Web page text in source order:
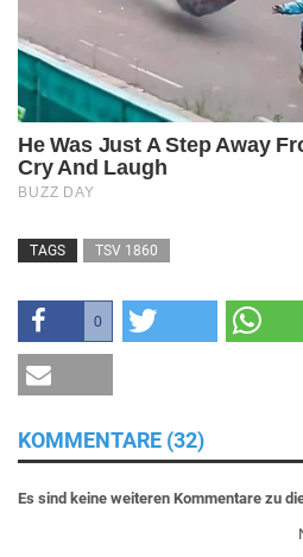
TAGS TSV 1860
0
KOMMENTARE (32)
Es sind keine weiteren Kommentare zu